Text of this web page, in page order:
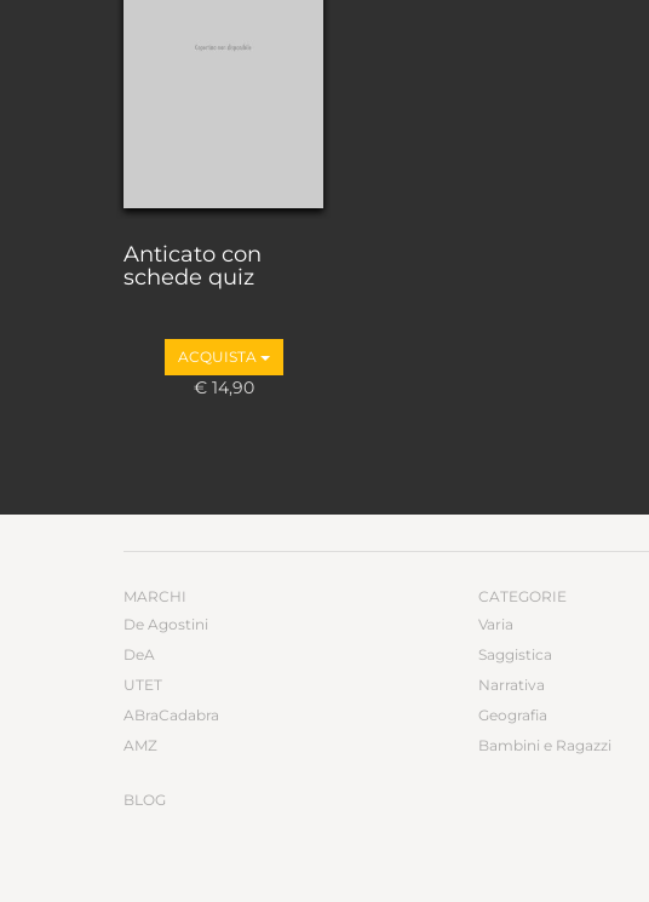
Anticato con
schede quiz
ACQUISTA
€ 14,90
MARCHI
De Agostini
DeA
UTET
ABraCadabra
AMZ
BLOG
CATEGORIE
Varia
Saggistica
Narrativa
Geografia
Bambini e Ragazzi